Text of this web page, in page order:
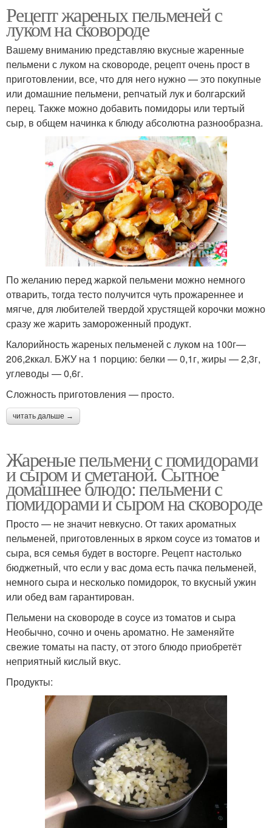
Рецепт жареных пельменей с
луком на сковороде
Вашему вниманию представляю вкусные жаренные
пельмени с луком на сковороде, рецепт очень прост в
приготовлении, все, что для него нужно — это покупные
или домашние пельмени, репчатый лук и болгарский
перец. Также можно добавить помидоры или тертый
сыр, в общем начинка к блюду абсолютна разнообразна.
По желанию перед жаркой пельмени можно немного
отварить, тогда тесто получится чуть прожареннее и
мягче, для любителей твердой хрустящей корочки можно
сразу же жарить замороженный продукт.
Калорийность жареных пельменей с луком на 100г—
206,2ккал. БЖУ на 1 порцию: белки — 0,1г, жиры — 2,3г,
углеводы — 0,6г.
Сложность приготовления — просто.
читать дальше →
Жареные пельмени с помидорами
и сыром и сметаной. Сытное
домашнее блюдо: пельмени с
помидорами и сыром на сковороде
Просто — не значит невкусно. От таких ароматных
пельменей, приготовленных в ярком соусе из томатов и
сыра, вся семья будет в восторге. Рецепт настолько
бюджетный, что если у вас дома есть пачка пельменей,
немного сыра и несколько помидорок, то вкусный ужин
или обед вам гарантирован.
Пельмени на сковороде в соусе из томатов и сыра
Необычно, сочно и очень ароматно. Не заменяйте
свежие томаты на пасту, от этого блюдо приобретёт
неприятный кислый вкус.
Продукты: